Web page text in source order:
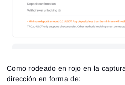
Como rodeado en rojo en la
dirección en forma de: